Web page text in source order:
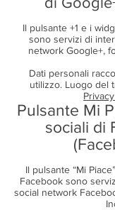
Il pulsante +1 e i
sono servizi di
network Google+,
Dati personali
utilizzo. Luogo del
Pulsante Mi
sociali di
Il pulsante “Mi
Facebook sono
social network